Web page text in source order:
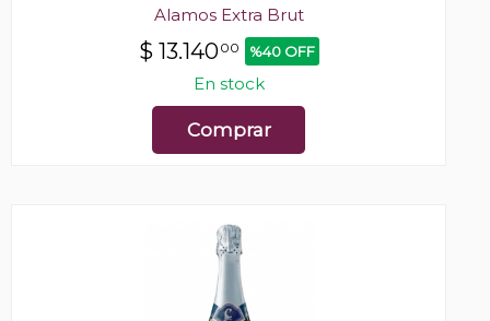
Alamos Extra Brut
$ 13.14000 %40 OFF
En stock
Comprar